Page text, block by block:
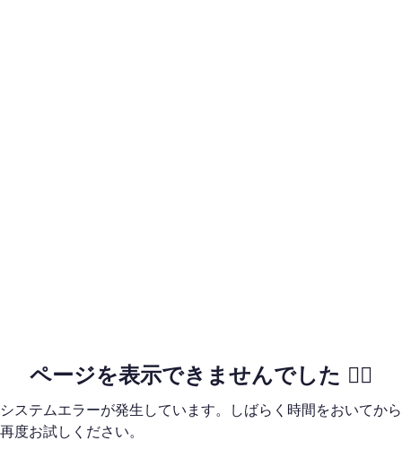
ページを表示できませんでした 🙇‍♂️
システムエラーが発生しています。しばらく時間をおいてから
再度お試しください。